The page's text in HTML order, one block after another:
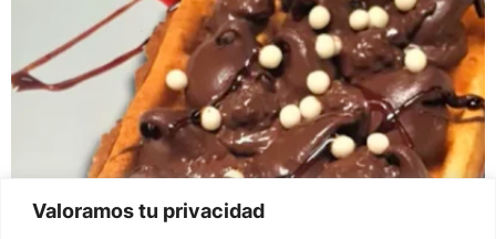
Valoramos tu privacidad